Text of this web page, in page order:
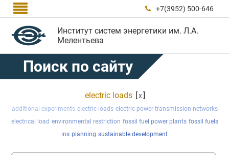
  +7(3952) 500-646
Институт систем энергетики им. Л.А.
Мелентьева
Поиск по сайту
electric loads [x]
additional experiments electric loads electric power transmission networks
electrical load environmental restriction fossil fuel power plants fossil fuels
ins planning sustainable development